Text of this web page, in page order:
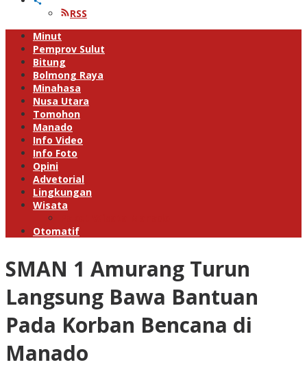
RSS
Minut
Pemprov Sulut
Bitung
Bolmong Raya
Minahasa
Nusa Utara
Tomohon
Manado
Info Video
Info Foto
Opini
Advetorial
Lingkungan
Wisata
Otomatif
SMAN 1 Amurang Turun
Langsung Bawa Bantuan
Pada Korban Bencana di
Manado